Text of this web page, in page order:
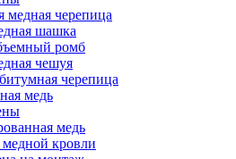
медная черепица
шашка
ромб
чешуя
черепица
медь
медь
кровли